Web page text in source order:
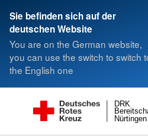
Sie befinden sich auf der
deutschen Website
You are on the German website,
you can use the switch to switch
the English one
Nürtingen
DRK